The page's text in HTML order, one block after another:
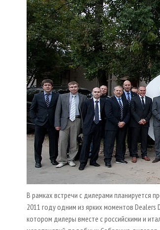
В рамках встречи с дилерами планируется
2011 году одним из ярких моментов Dealers
котором дилеры вместе с российскими и